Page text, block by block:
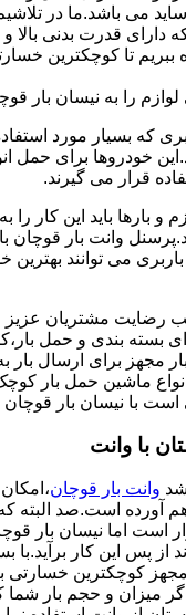
می باشد.ما در تلاشیم
قدرت بدنی بالا و
ببریم تا کوچکترین
را به نیسان بار
که بسیار مورد
خودروها برای حمل
قرار می گیرند.
بارها باید این کار را
وانت بار قوچان با
می توانند بهترین
مشتریان عزیز
بسته بندی و حمل
مجهز برای ارسال بار
ماشین حمل بار
است با نیسان بار قوچان
با وانت
وانت بار قوچان
آورده است.صد البته
است اما نیسان بار
از پس این کار برآید.با
کوچکترین خسارتی
میزان و حجم بار